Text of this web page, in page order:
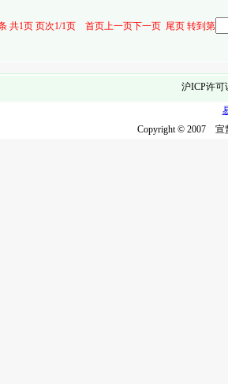
共1页 页次1/1页 首页上一页下一页 尾页 转到第
沪ICP许可
Copyright © 2007 宣